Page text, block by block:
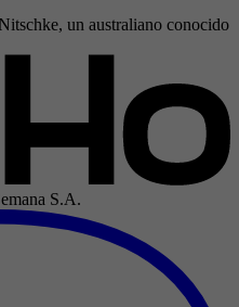
un australiano conocido
S.A.